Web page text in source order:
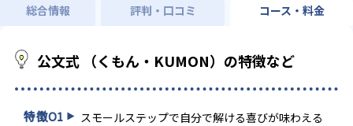
総合情報 評判・口コミ コース・料金
公文式 （くもん・KUMON）の特徴など
特徴01 スモールステップで自分で解ける喜びが味わえる